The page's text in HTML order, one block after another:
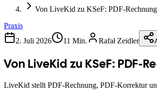
Von LiveKid zu KSeF: PDF-
Praxis
2. Juli 2026
11 Min. Rafał Zeidler
Von LiveKid zu KSeF:
LiveKid stellt PDF-Rechnung, PDF-Korrektur